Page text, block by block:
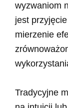
wyzwaniom
jest
mierzenie
Tradycyjne